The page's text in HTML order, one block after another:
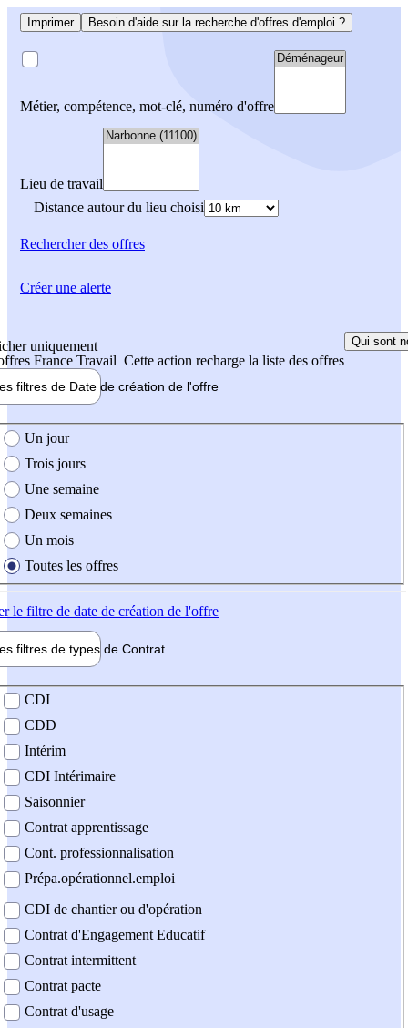
Imprimer Besoin d'aide sur la recherche d'offres d'emploi ?
Métier, compétence, mot-clé, numéro d'offre
Lieu de travail
Distance autour du lieu choisi
Rechercherdes offres
uniquement
France Travail Cette action recharge la liste des offres
Qui sont
filtres de Date de création de l'offre
création de l'offre
Un jour
Trois jours
Une semaine
Deux semaines
Un mois
Toutes les offres
le filtre de date de création de l'offre
filtres de types de Contrat
contrat
CDI
CDD
Intérim
CDI Intérimaire
Saisonnier
Contrat apprentissage
Cont. professionnalisation
Prépa.opérationnel.emploi
CDI de chantier ou d'opération
Contrat d'Engagement Educatif
Contrat intermittent
Contrat pacte
Contrat d'usage
Créer une alerte